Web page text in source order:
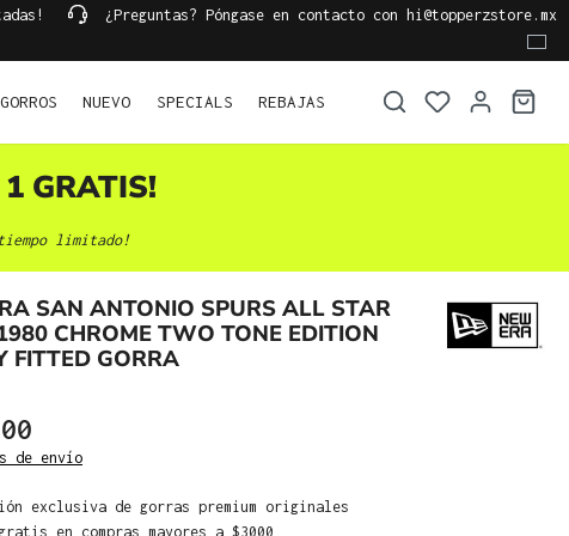
¿Preguntas? Póngase en contacto con hi@topperzstore.mx
GORROS NUEVO SPECIALS REBAJAS
GRATIS!
limitado!
SAN ANTONIO SPURS ALL STAR
CHROME TWO TONE EDITION
FITTED GORRA
de envío
exclusiva de gorras premium originales
en compras mayores a $3000